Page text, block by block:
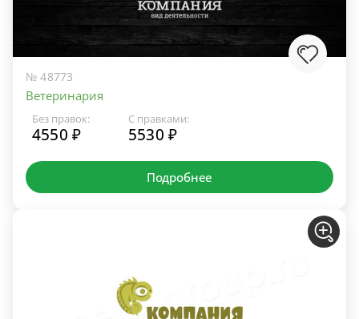
№ 48773
Ветеринария
Без правок:
4550 ₽
С правками:
5530 ₽
Подробнее